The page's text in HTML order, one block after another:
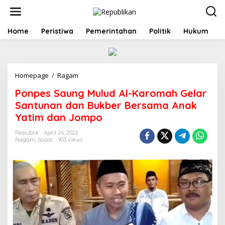
t
Home Peristiwa Pemerintahan Politik Hukum
Homepage / Ragam
n
p
e
s
a
g
M
u
l
u
d
A
Ponpes Saung Mulud Al-Karomah Gelar
Santunan dan Bukber Bersama Anak
Yatim dan Jompo
Republik
April 26, 2022
Ragam, Sosial 903 Views